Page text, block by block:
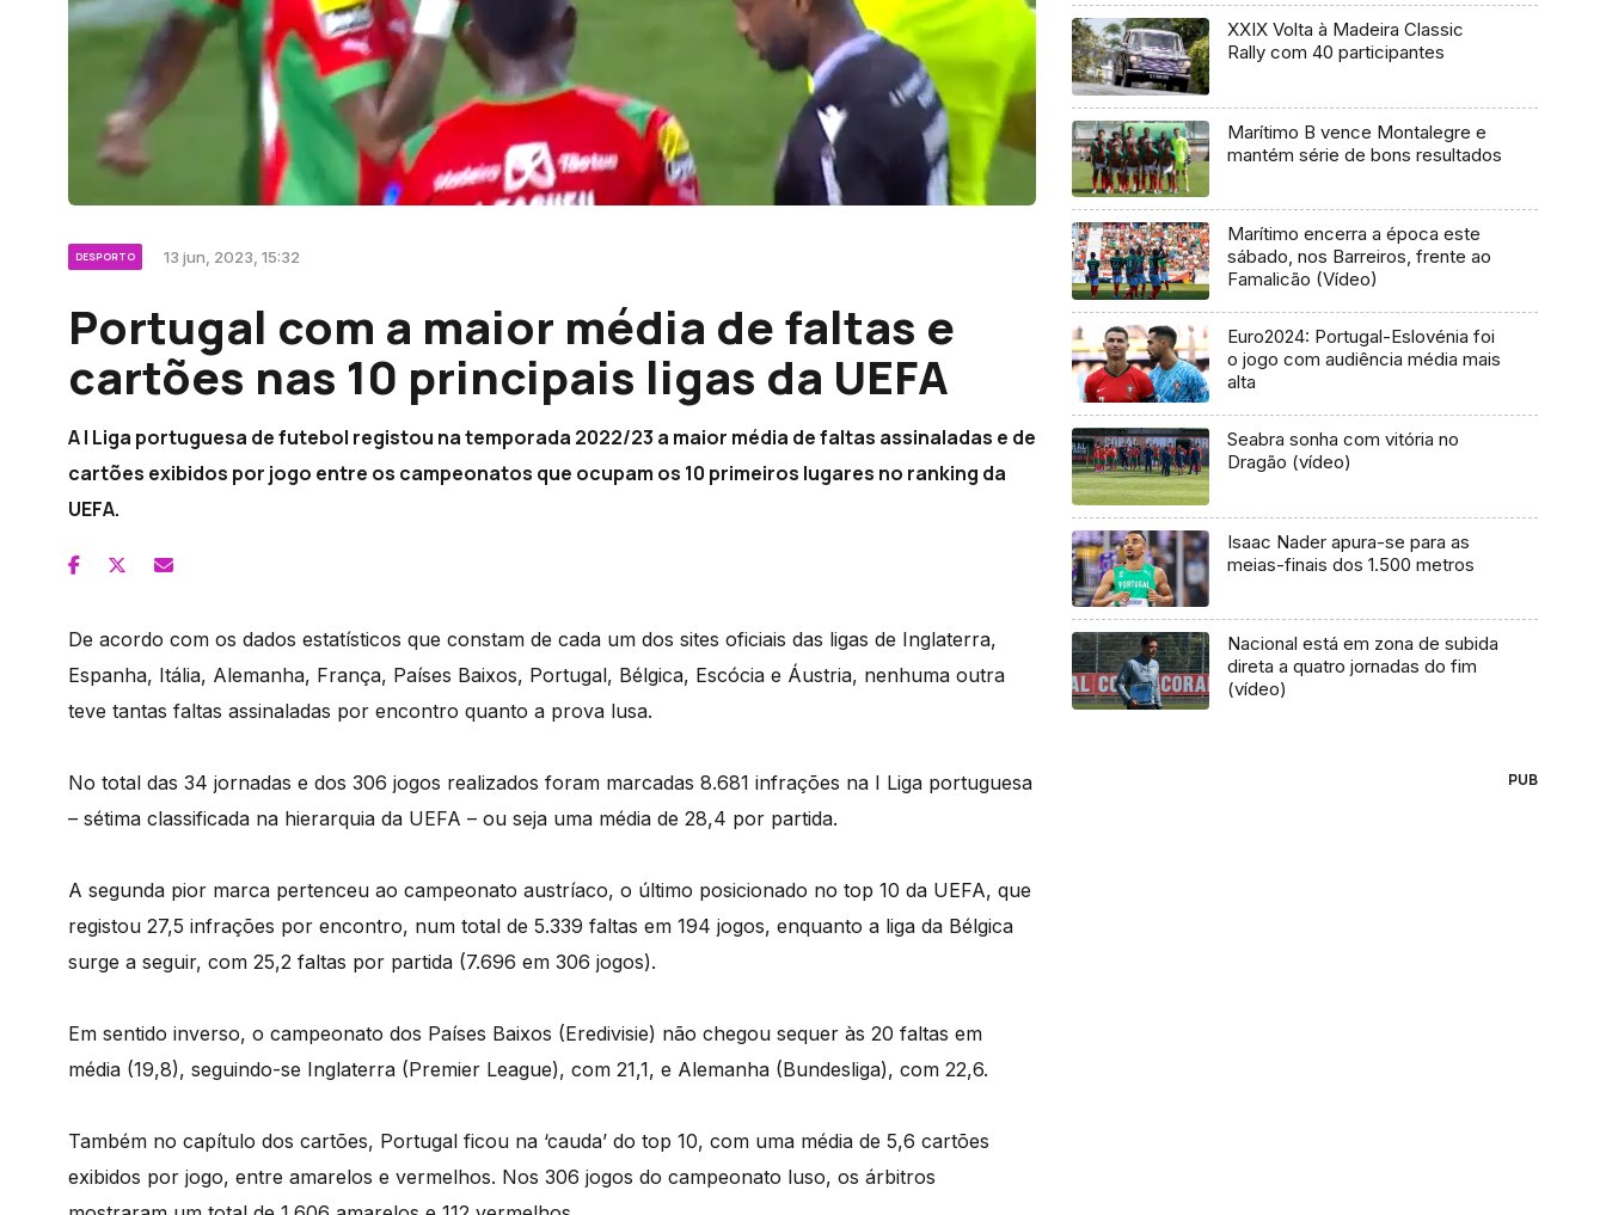
DESPORTO 13 jun, 2023, 15:32
Portugal com a maior média de faltas e
cartões nas 10 principais ligas da UEFA
A I Liga portuguesa de futebol registou na temporada 2022/23 a maior média de faltas assinaladas e de
cartões exibidos por jogo entre os campeonatos que ocupam os 10 primeiros lugares no ranking da
UEFA.
De acordo com os dados estatísticos que constam de cada um dos sites oficiais das ligas de Inglaterra,
Espanha, Itália, Alemanha, França, Países Baixos, Portugal, Bélgica, Escócia e Áustria, nenhuma outra
teve tantas faltas assinaladas por encontro quanto a prova lusa.
No total das 34 jornadas e dos 306 jogos realizados foram marcadas 8.681 infrações na I Liga portuguesa
– sétima classificada na hierarquia da UEFA – ou seja uma média de 28,4 por partida.
A segunda pior marca pertenceu ao campeonato austríaco, o último posicionado no top 10 da UEFA, que
registou 27,5 infrações por encontro, num total de 5.339 faltas em 194 jogos, enquanto a liga da Bélgica
surge a seguir, com 25,2 faltas por partida (7.696 em 306 jogos).
Em sentido inverso, o campeonato dos Países Baixos (Eredivisie) não chegou sequer às 20 faltas em
média (19,8), seguindo-se Inglaterra (Premier League), com 21,1, e Alemanha (Bundesliga), com 22,6.
Também no capítulo dos cartões, Portugal ficou na ‘cauda’ do top 10, com uma média de 5,6 cartões
exibidos por jogo, entre amarelos e vermelhos. Nos 306 jogos do campeonato luso, os árbitros
XXIX Volta à Madeira Classic
Rally com 40 participantes
Marítimo B vence Montalegre e
mantém série de bons resultados
Marítimo encerra a época este
sábado, nos Barreiros, frente ao
Famalicão (Vídeo)
Euro2024: Portugal-Eslovénia foi
o jogo com audiência média mais
alta
Seabra sonha com vitória no
Dragão (vídeo)
Isaac Nader apura-se para as
meias-finais dos 1.500 metros
Nacional está em zona de subida
direta a quatro jornadas do fim
(vídeo)
PUB